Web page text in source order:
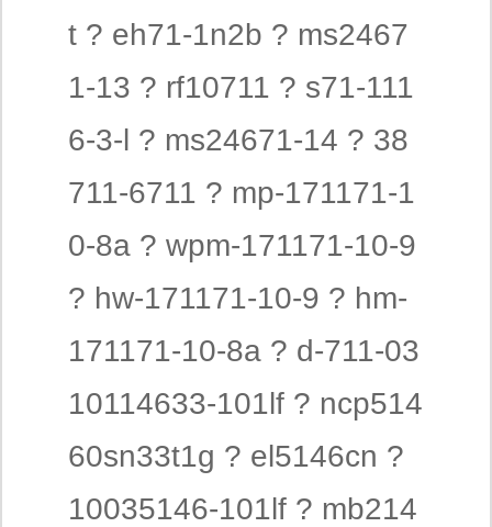
t ? eh71-1n2b ? ms2467
1-13 ? rf10711 ? s71-111
6-3-l ? ms24671-14 ? 38
711-6711 ? mp-171171-1
0-8a ? wpm-171171-10-9
? hw-171171-10-9 ? hm-
171171-10-8a ? d-711-03
10114633-101lf ? ncp514
60sn33t1g ? el5146cn ?
10035146-101lf ? mb214